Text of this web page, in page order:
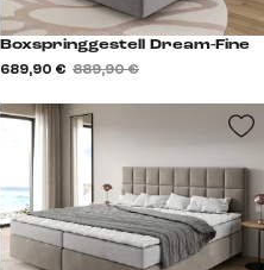
Boxspringgestell Dream-Fine
689,90 € 889,90 €